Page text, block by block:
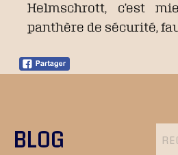
Helmschrott, c’est
panthère de sécurité,
BLOG